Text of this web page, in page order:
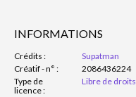
INFORMATIONS
Crédits :
Supatman
Créatif - n° :
2086436224
Type de
licence :
Libre de droits